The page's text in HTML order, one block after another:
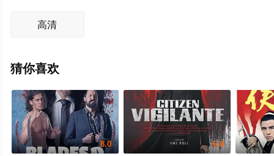
高清
猜你喜欢
8.0 6.0